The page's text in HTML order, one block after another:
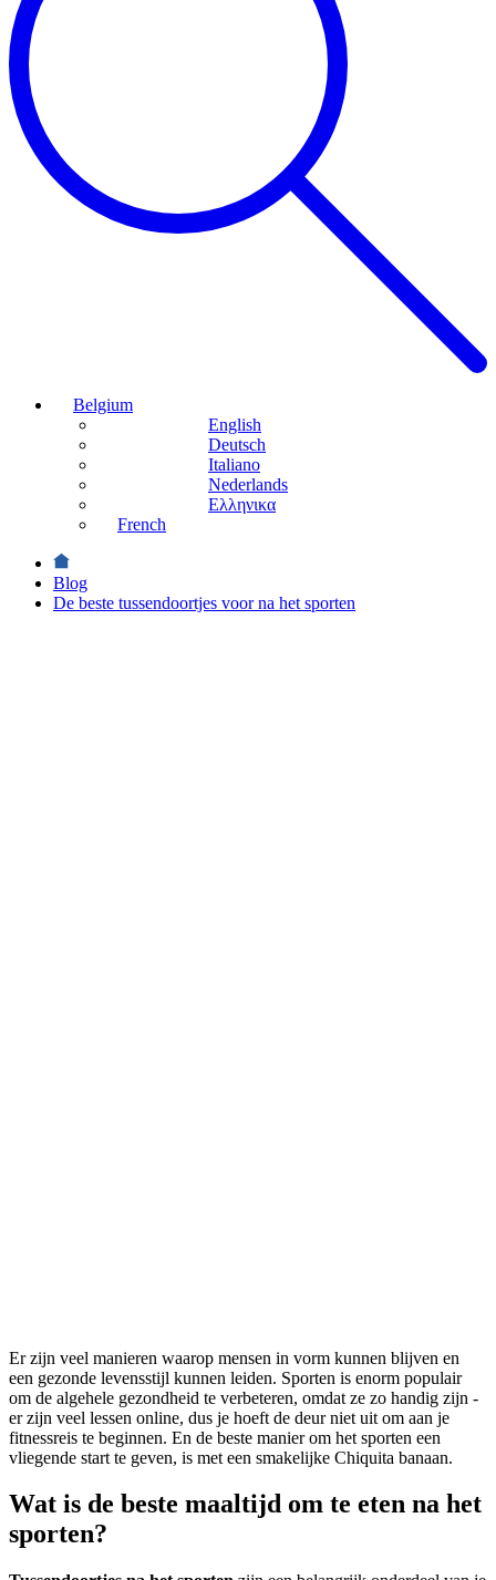
Belgium
English
Deutsch
Italiano
Nederlands
Ελληνικα
French
Blog
De beste tussendoortjes voor na het sporten
Er zijn veel manieren waarop mensen in vorm kunnen blijven en
een gezonde levensstijl kunnen leiden. Sporten is enorm populair
om de algehele gezondheid te verbeteren, omdat ze zo handig zijn -
er zijn veel lessen online, dus je hoeft de deur niet uit om aan je
fitnessreis te beginnen. En de beste manier om het sporten een
vliegende start te geven, is met een smakelijke Chiquita banaan.
Wat is de beste maaltijd om te eten na het
sporten?